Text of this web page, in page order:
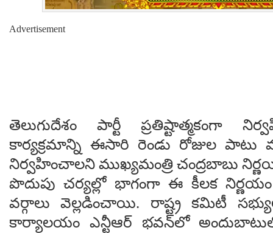
Advertisement
తెలుగుదేశం పార్టీ ప్రతిష్టాత్మకంగా
కార్యక్రమాన్ని ఈసారి రెండు రోజుల పాటు
నిర్వహించాలని ముఖ్యమంత్రి చంద్రబాబు
పొదుపు చర్యల్లో భాగంగా ఈ కీలక నిర్ణయం
వర్గాలు వెల్లడించాయి. రాష్ట్ర కమిటీ
కార్యాలయం ఎన్టీఆర్ భవన్‌లో